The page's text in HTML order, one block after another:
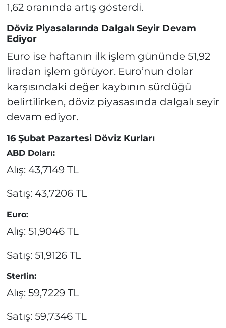
1,62 oranında artış gösterdi.
Döviz Piyasalarında Dalgalı Seyir Devam
Ediyor
Euro ise haftanın ilk işlem gününde 51,92
liradan işlem görüyor. Euro’nun dolar
karşısındaki değer kaybının sürdüğü
belirtilirken, döviz piyasasında dalgalı seyir
devam ediyor.
16 Şubat Pazartesi Döviz Kurları
ABD Doları:
Alış: 43,7149 TL
Satış: 43,7206 TL
Euro:
Alış: 51,9046 TL
Satış: 51,9126 TL
Sterlin:
Alış: 59,7229 TL
Satış: 59,7346 TL